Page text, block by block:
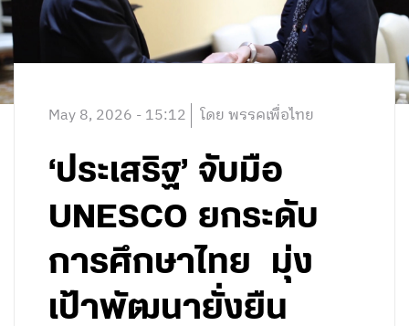
May 8, 2026 - 15:12 โดย พรรคเพื่อไทย
‘ประเสริฐ’ จับมือ
UNESCO ยกระดับ
การศึกษาไทย มุ่ง
เป้าพัฒนายั่งยืน